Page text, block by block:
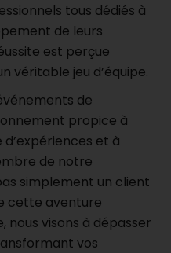
tous dédiés à
de leurs
est perçue
véritable jeu d’équipe.
de
propice à
et à
de notre
simplement un client
cette aventure
nous visons à dépasser
vos